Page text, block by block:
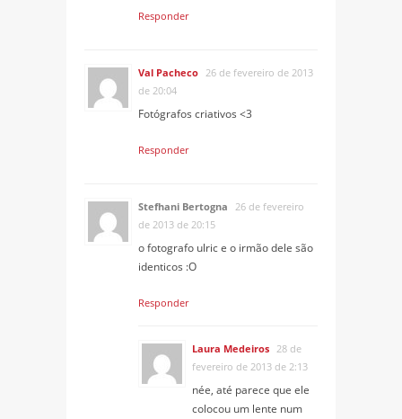
Responder
Val Pacheco 26 de fevereiro de 2013
de 20:04
Fotógrafos criativos <3
Responder
Stefhani Bertogna 26 de fevereiro
de 2013 de 20:15
o fotografo ulric e o irmão dele são
identicos :O
Responder
Laura Medeiros 28 de
fevereiro de 2013 de 2:13
née, até parece que ele
colocou um lente num